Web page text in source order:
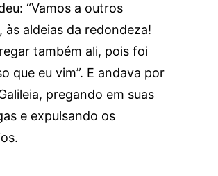
“Vamos a outros
às aldeias da redondeza!
também ali, pois foi
que eu vim”. E andava por
pregando em suas
e expulsando os